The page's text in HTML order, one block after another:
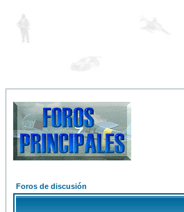
Foros de discusión